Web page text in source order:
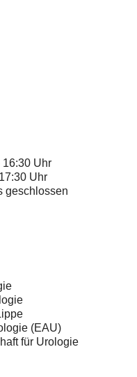
16:30 Uhr
Uhr
geschlossen
(EAU)
für Urologie